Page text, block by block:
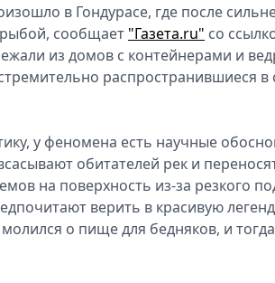
в Гондурасе, где после
рыбой, сообщает "Газета.ru" со
из домов с контейнерами и
распространившиеся в
у феномена есть научные
обитателей рек и
на поверхность из-за резкого
верить в красивую
о пище для бедняков, и